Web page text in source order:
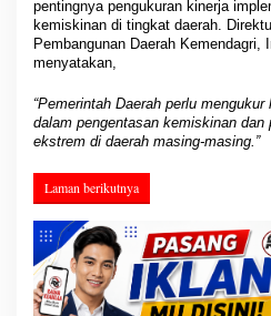
pentingnya pengukuran kinerja
kemiskinan di tingkat daerah.
Pembangunan Daerah Kemendagri,
menyatakan,
“Pemerintah Daerah perlu
dalam pengentasan kemiskinan dan
ekstrem di daerah masing-masing.”
Laman berikutnya